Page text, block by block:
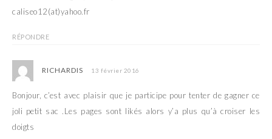
caliseo12(at)yahoo.fr
RÉPONDRE
RICHARDIS 13 février 2016
Bonjour, c’est avec plaisir que je participe pour tenter de gagner ce
joli petit sac .Les pages sont likés alors y’a plus qu’à croiser les
doigts